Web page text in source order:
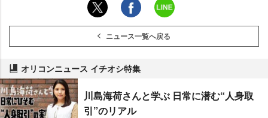
ニュース一覧へ戻る
オリコンニュース イチオシ特集
川島海荷さんと学ぶ 日常に潜む“人身取
引”のリアル